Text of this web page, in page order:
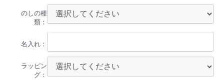
のしの種
類：
名入れ：
ラッピン
グ：